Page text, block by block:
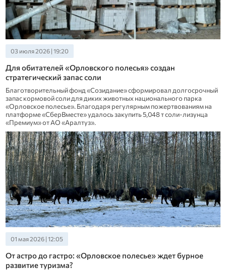
03 июля 2026 | 19:20
Для обитателей «Орловского полесья» создан
стратегический запас соли
Благотворительный фонд «Созидание» сформировал долгосрочный
запас кормовой соли для диких животных национального парка
«Орловское полесье». Благодаря регулярным пожертвованиям на
платформе «СберВместе» удалось закупить 5,048 т соли‑лизунца
«Премиум» от АО «Аралтуз».
01 мая 2026 | 12:05
От астро до гастро: «Орловское полесье» ждет бурное
развитие туризма?